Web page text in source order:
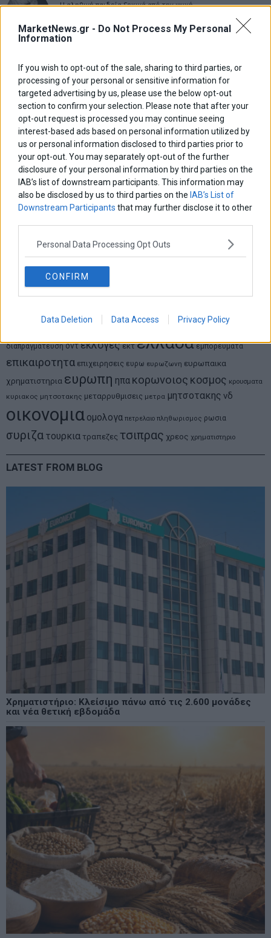
MarketNews.gr - Do Not Process My Personal
Information
If you wish to opt-out of the sale, sharing to third parties, or
processing of your personal or sensitive information for
targeted advertising by us, please use the below opt-out
section to confirm your selection. Please note that after your
opt-out request is processed you may continue seeing
interest-based ads based on personal information utilized by
us or personal information disclosed to third parties prior to
your opt-out. You may separately opt-out of the further
disclosure of your personal information by third parties on the
IAB’s list of downstream participants. This information may
also be disclosed by us to third parties on the IAB’s List of
Downstream Participants that may further disclose it to other
Personal Data Processing Opt Outs
CONFIRM
Data Deletion Data Access Privacy Policy
Η αληθινή παιδεία ξεκινά από την ψυχή…
Δημήτρης Καμπουράκης
Από την αποθέωση στην καταγγελία: Η Ελλάδα πάντα
ψάχνει τον επόμενο Μεσσία
Νικόλαος Φουρτζής
MIT Sloan: Οι AI-driven επιχειρήσεις διαμορφώνουν το νέο
μοντέλο επιχειρηματικότητας
ΕΤΙΚΕΤΕΣ
Χρηματιστηριο Αθηνων αεπ αναπτυξη βουλη γερμανια
διαπραγματευση δντεκλογες εκτ ελλαδα εμπορευματα
επικαιροτητα επιχειρησεις ευρω ευρωζωνη ευρωπαικα
χρηματιστηρια ευρωπη ηπα κορωνοιος κοσμος κρουσματα
κυριακος μητσοτακης μεταρρυθμισεις μετρα μητσοτακης νδ
οικονομια ομολογα πετρελαιο πληθωρισμος ρωσια
συριζα τουρκια τραπεζες τσιπρας χρεος χρηματιστηριο
LATEST FROM BLOG
Χρηματιστήριο: Κλείσιμο πάνω από τις 2.600 μονάδες
και νέα θετική εβδομάδα